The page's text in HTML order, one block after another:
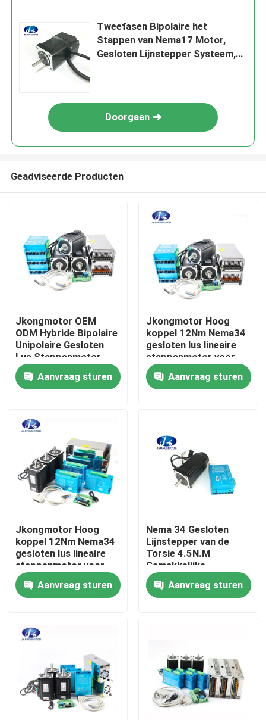
Huis
Ongeveer ons
Fabrieksreis
Kwaliteitscontrole
Contacteer ons
Verzoek om een Citaat
met een ingebouwde stapsservo-motor
Geïntegreerde DC-servomotor
Brushless gelijkstroom-Motor
Tweefasen Bipolaire het
Stappen van Nema17 Motor,
Gesloten Lijnstepper Systeem,
Doorgaan
Geadviseerde Producten
Jkongmotor OEM
ODM Hybride Bipolaire
Unipolaire Gesloten
Lus Stappenmotor
Stappen Servomotor
met Versnellingsbak
Rem Geïntegreerde
Aanvraag sturen
Jkongmotor Hoog
koppel 12Nm Nema34
gesloten lus lineaire
stappenmotor voor
seksmachine met
encoder en driver
Aanvraag sturen
Jkongmotor Hoog
koppel 12Nm Nema34
gesloten lus lineaire
stappenmotor voor
seksmachine met
encoder en driver
Aanvraag sturen
Nema 34 Gesloten
Lijnstepper van de
Torsie 4.5N.M
Gemakkelijke
Servomotorfor van
Motorsysterm Hoge
het Malenmachine
Aanvraag sturen